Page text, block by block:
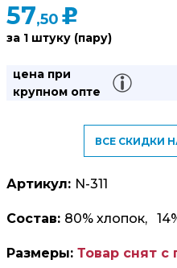
57,50 u
за 1 штуку (пару)
цена при
крупном опте
ВСЕ СКИДКИ
Артикул: N-311
Состав: 80% хлопок,
Размеры: Товар снят с